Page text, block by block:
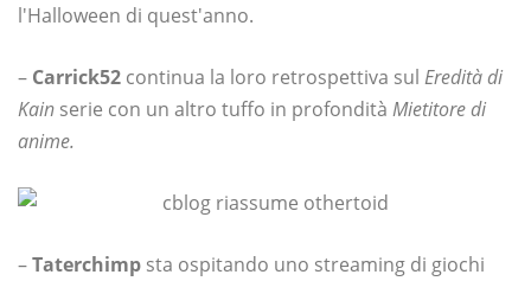
l'Halloween di quest'anno.
– Carrick52 continua la loro retrospettiva sul Eredità di
Kain serie con un altro tuffo in profondità Mietitore di
anime.
–Taterchimp sta ospitando uno streaming di giochi